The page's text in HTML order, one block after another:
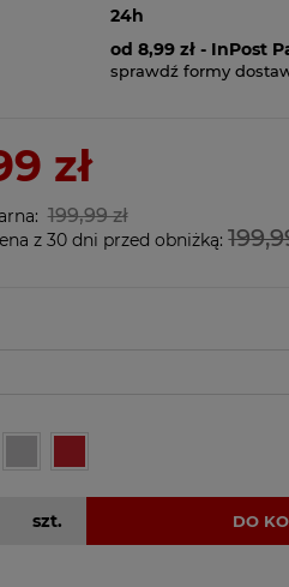
24h
od 8,99 zł - InPost
sprawdź formy
zł
199,99 zł
z 30 dni przed obniżką:
szt. DO